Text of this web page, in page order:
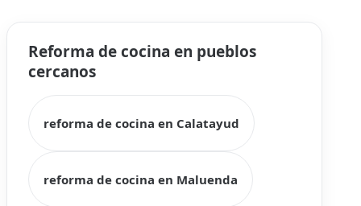
Reforma de cocina en pueblos
cercanos
reforma de cocina en Calatayud
reforma de cocina en Maluenda